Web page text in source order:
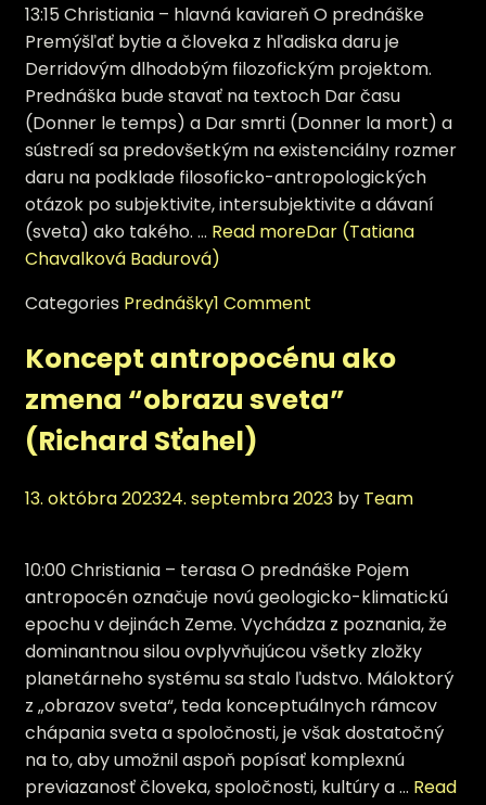
13:15 Christiania – hlavná kaviareň O prednáške
Premýšľať bytie a človeka z hľadiska daru je
Derridovým dlhodobým filozofickým projektom.
Prednáška bude stavať na textoch Dar času
(Donner le temps) a Dar smrti (Donner la mort) a
sústredí sa predovšetkým na existenciálny rozmer
daru na podklade filosoficko-antropologických
otázok po subjektivite, intersubjektivite a dávaní
(sveta) ako takého. … Read moreDar (Tatiana
Chavalková Badurová)
Categories Prednášky1 Comment
Koncept antropocénu ako
zmena “obrazu sveta”
(Richard Sťahel)
13. októbra 202324. septembra 2023 by Team
10:00 Christiania – terasa O prednáške Pojem
antropocén označuje novú geologicko-klimatickú
epochu v dejinách Zeme. Vychádza z poznania, že
dominantnou silou ovplyvňujúcou všetky zložky
planetárneho systému sa stalo ľudstvo. Máloktorý
z „obrazov sveta“, teda konceptuálnych rámcov
chápania sveta a spoločnosti, je však dostatočný
na to, aby umožnil aspoň popísať komplexnú
previazanosť človeka, spoločnosti, kultúry a … Read